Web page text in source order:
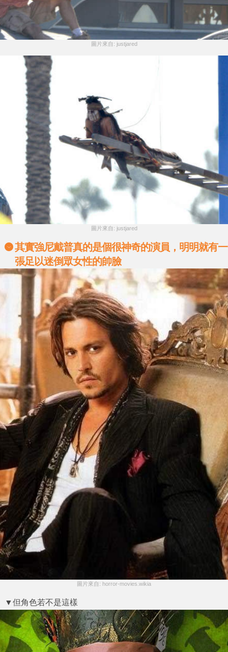
圖片來自: justjared
圖片來自: justjared
其實強尼戴普真的是個很神奇的演員，明明就有一
張足以迷倒眾女性的帥臉
圖片來自: horror-movies.wikia
▼但角色若不是這樣